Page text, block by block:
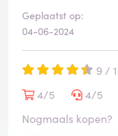
Geplaatst op:
04-06-2024
9 /
4/5
4/5
Nogmaals kopen?